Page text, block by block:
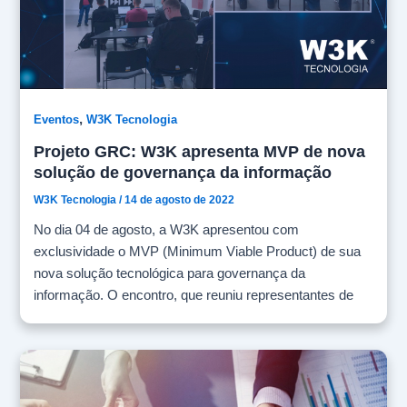
Eventos,W3K Tecnologia
Projeto GRC: W3K apresenta MVP de nova
solução de governança da informação
W3K Tecnologia/14 de agosto de 2022
No dia 04 de agosto, a W3K apresentou com
exclusividade o MVP (Minimum Viable Product) de sua
nova solução tecnológica para governança da
informação. O encontro, que reuniu representantes de
armazenamento de documentos em nuvem, de
implantação rápida, que atende usuários corporativos